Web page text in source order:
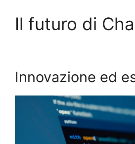
Il futuro di
Innovazione ed